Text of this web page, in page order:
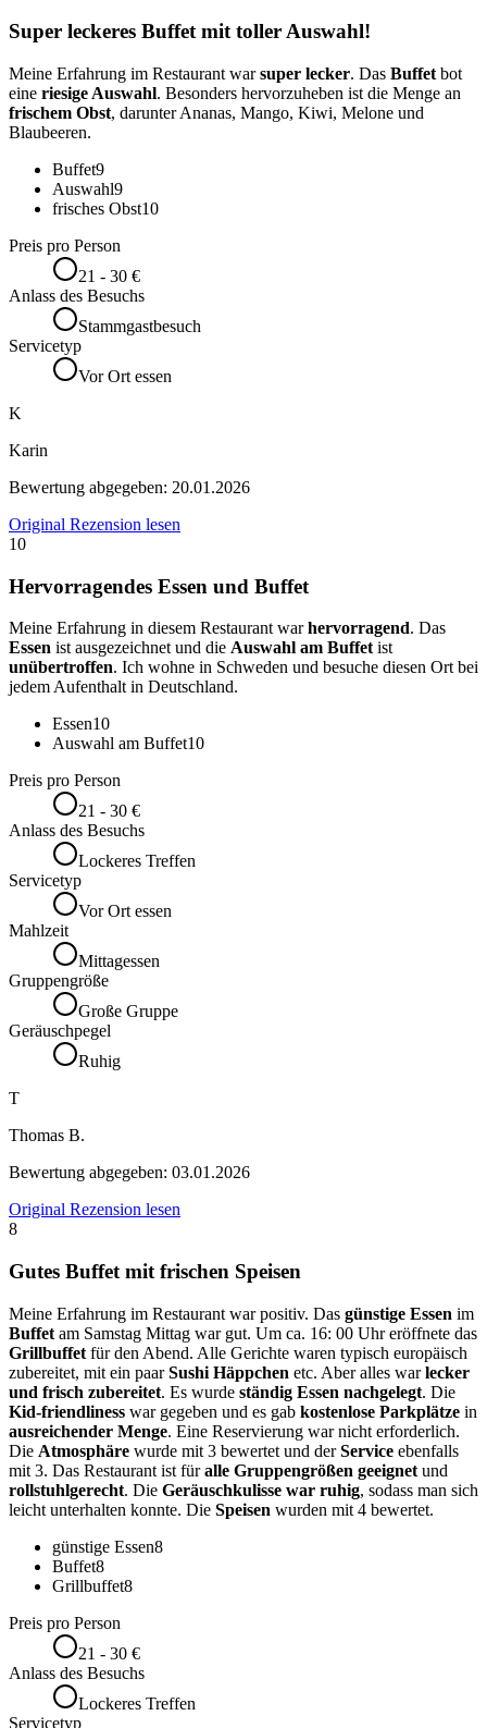
Super leckeres Buffet mit toller Auswahl!
Meine Erfahrung im Restaurant warsuper lecker. Das Buffet bot
eine riesige Auswahl. Besonders hervorzuheben ist die Menge an
frischem Obst, darunter Ananas, Mango, Kiwi, Melone und
Blaubeeren.
Buffet9
Auswahl9
frisches Obst10
Preis pro Person
21 - 30 €
Anlass des Besuchs
Stammgastbesuch
Servicetyp
Vor Ort essen
K
Karin
Bewertung abgegeben: 20.01.2026
Original Rezension lesen
10
Hervorragendes Essen und Buffet
Meine Erfahrung in diesem Restaurant warhervorragend. Das
Essen ist ausgezeichnet und die Auswahl am Buffet ist
unübertroffen. Ich wohne in Schweden und besuche diesen Ort bei
jedem Aufenthalt in Deutschland.
Essen10
Auswahl am Buffet10
Preis pro Person
21 - 30 €
Anlass des Besuchs
Lockeres Treffen
Servicetyp
Vor Ort essen
Mahlzeit
Mittagessen
Gruppengröße
Große Gruppe
Geräuschpegel
Ruhig
T
Thomas B.
Bewertung abgegeben: 03.01.2026
Original Rezension lesen
8
Gutes Buffet mit frischen Speisen
Meine Erfahrung im Restaurant war positiv. Das günstige Essen im
Buffet am Samstag Mittag war gut. Um ca. 16: 00 Uhr eröffnete das
Grillbuffet für den Abend. Alle Gerichte waren typisch europäisch
zubereitet, mit ein paarSushi Häppchen etc. Aber alles warlecker
und frisch zubereitet. Es wurde ständig Essen nachgelegt. Die
Kid-friendliness war gegeben und es gab kostenlose Parkplätze in
ausreichender Menge. Eine Reservierung war nicht erforderlich.
Die Atmosphäre wurde mit 3 bewertet und derService ebenfalls
mit 3. Das Restaurant ist füralle Gruppengrößen geeignet und
rollstuhlgerecht. Die Geräuschkulisse war ruhig, sodass man sich
leicht unterhalten konnte. Die Speisen wurden mit 4 bewertet.
günstige Essen8
Buffet8
Grillbuffet8
Preis pro Person
21 - 30 €
Anlass des Besuchs
Lockeres Treffen
Servicetyp